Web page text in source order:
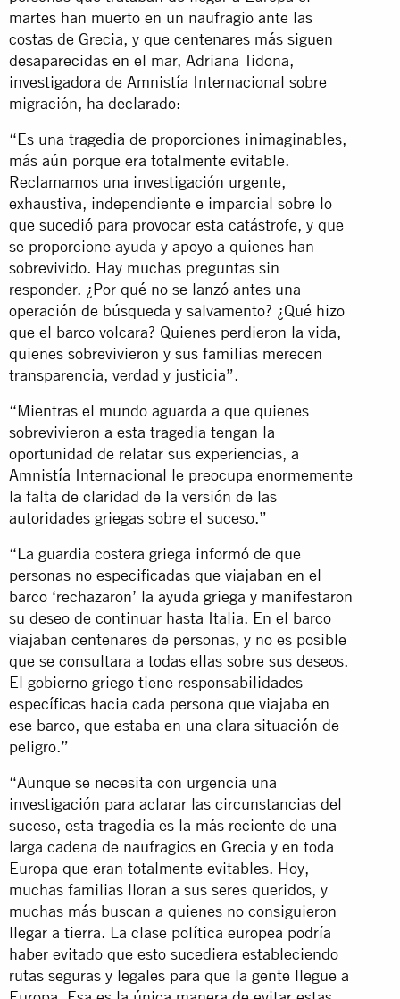
martes han muerto en un naufragio ante las
costas de Grecia, y que centenares más siguen
desaparecidas en el mar, Adriana Tidona,
investigadora de Amnistía Internacional sobre
migración, ha declarado:
“Es una tragedia de proporciones inimaginables,
más aún porque era totalmente evitable.
Reclamamos una investigación urgente,
exhaustiva, independiente e imparcial sobre lo
que sucedió para provocar esta catástrofe, y que
se proporcione ayuda y apoyo a quienes han
sobrevivido. Hay muchas preguntas sin
responder. ¿Por qué no se lanzó antes una
operación de búsqueda y salvamento? ¿Qué hizo
que el barco volcara? Quienes perdieron la vida,
quienes sobrevivieron y sus familias merecen
transparencia, verdad y justicia”.
“Mientras el mundo aguarda a que quienes
sobrevivieron a esta tragedia tengan la
oportunidad de relatar sus experiencias, a
Amnistía Internacional le preocupa enormemente
la falta de claridad de la versión de las
autoridades griegas sobre el suceso.”
“La guardia costera griega informó de que
personas no especificadas que viajaban en el
barco ‘rechazaron’ la ayuda griega y manifestaron
su deseo de continuar hasta Italia. En el barco
viajaban centenares de personas, y no es posible
que se consultara a todas ellas sobre sus deseos.
El gobierno griego tiene responsabilidades
específicas hacia cada persona que viajaba en
ese barco, que estaba en una clara situación de
peligro.”
“Aunque se necesita con urgencia una
investigación para aclarar las circunstancias del
suceso, esta tragedia es la más reciente de una
larga cadena de naufragios en Grecia y en toda
Europa que eran totalmente evitables. Hoy,
muchas familias lloran a sus seres queridos, y
muchas más buscan a quienes no consiguieron
llegar a tierra. La clase política europea podría
haber evitado que esto sucediera estableciendo
rutas seguras y legales para que la gente llegue a